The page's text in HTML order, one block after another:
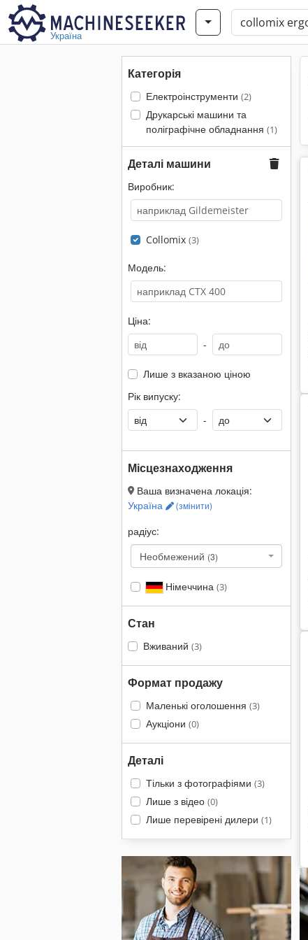
Україна
Категорія
Електроінструменти (2)
Друкарські машини та
поліграфічне обладнання (1)
Деталі машини
Виробник:
Collomix (3)
Модель:
Ціна:
-
Лише з вказаною ціною
Рік випуску:
-
Місцезнаходження
Ваша визначена локація:
Україна
(змінити)
радіус:
Необмежений (3)
Німеччина (3)
Стан
Вживаний (3)
Формат продажу
Маленькі оголошення (3)
Аукціони (0)
Деталі
Тільки з фотографіями (3)
Лише з відео (0)
Лише перевірені дилери (1)